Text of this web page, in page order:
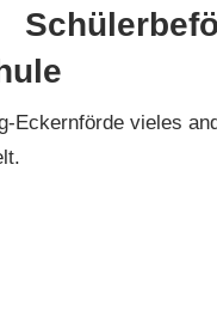
Eckernförde vieles